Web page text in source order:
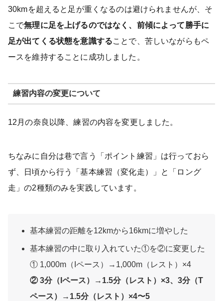
30kmを超えると足が重くなるのは避けられませんが、そ
こで無理に足を上げるのではなく、前傾によって勝手に
足が出てくる状態を意識することで、苦しいながらもペ
ースを維持することに成功しました。
練習内容の変更について
12月の奈良以降、練習の内容を変更しました。
ちなみに自分は巷で言う「ポイント練習」は行っておら
ず、日頃から行う「基本練習（変化走）」と「ロング
走」の2種類のみを実践しています。
基本練習の距離を12kmから16kmに増やした
基本練習の中に取り入れていた①を②に変更した
① 1,000m（Iペース）→1,000m（レスト）×4
② 3分（Iペース）→1.5分（レスト）×3、3分（T
ペース）→1.5分（レスト）×4〜5